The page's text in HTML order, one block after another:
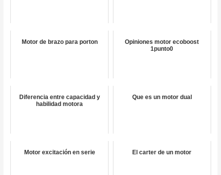
Motor de brazo para porton
Opiniones motor ecoboost
1punto0
Diferencia entre capacidad y
habilidad motora
Que es un motor dual
Motor excitación en serie El carter de un motor